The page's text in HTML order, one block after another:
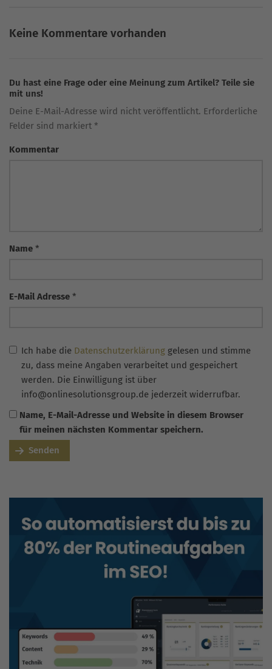
Keine Kommentare vorhanden
Du hast eine Frage oder eine Meinung zum Artikel? Teile sie
mit uns!
Deine E-Mail-Adresse wird nicht veröffentlicht. Erforderliche
Felder sind markiert *
Kommentar
Name *
E-Mail Adresse *
Ich habe die Datenschutzerklärung gelesen und stimme
zu, dass meine Angaben verarbeitet und gespeichert
werden. Die Einwilligung ist über
info@onlinesolutionsgroup.de jederzeit widerrufbar.
Name, E-Mail-Adresse und Website in diesem Browser
für meinen nächsten Kommentar speichern.
Senden